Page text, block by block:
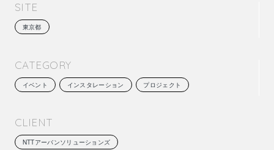
SITE
東京都
CATEGORY
イベント インスタレーション プロジェクト
CLIENT
NTTアーバンソリューションズ